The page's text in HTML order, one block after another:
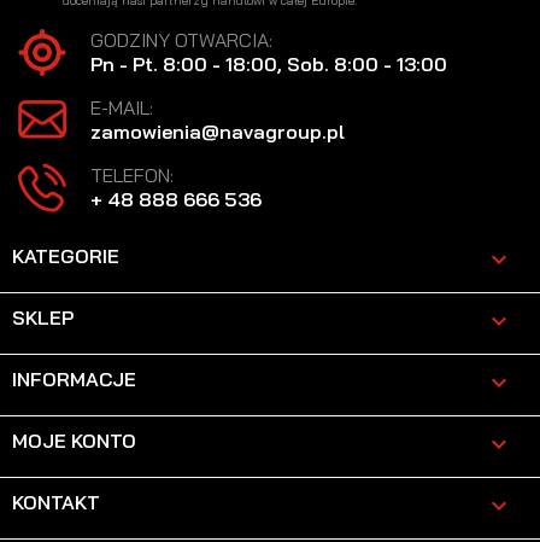
GODZINY OTWARCIA:
Pn - Pt. 8:00 - 18:00, Sob. 8:00 - 13:00
E-MAIL:
zamowienia@navagroup.pl
TELEFON:
+ 48 888 666 536
KATEGORIE 
SKLEP 
INFORMACJE 
MOJE KONTO 
KONTAKT keyboard_arrow_down